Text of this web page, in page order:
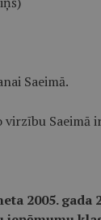
Saeimā.
Saeimā
2005. gada